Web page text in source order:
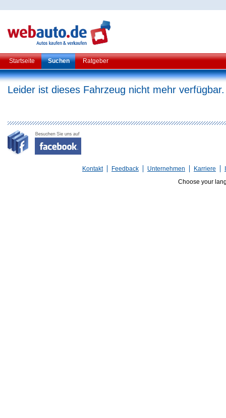
Startseite Suchen Ratgeber
Leider ist dieses Fahrzeug nicht mehr verfügbar.
Kontakt Feedback Unternehmen Karriere
Choose your